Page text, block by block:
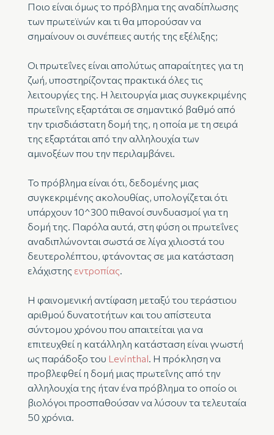
Ποιο είναι όμως το πρόβλημα της αναδίπλωσης
των πρωτεϊνών και τι θα μπορούσαν να
σημαίνουν οι συνέπειες αυτής της εξέλιξης;
Οι πρωτεΐνες είναι απολύτως απαραίτητες για τη
ζωή, υποστηρίζοντας πρακτικά όλες τις
λειτουργίες της. Η λειτουργία μιας συγκεκριμένης
πρωτεΐνης εξαρτάται σε σημαντικό βαθμό από
την τρισδιάστατη δομή της, η οποία με τη σειρά
της εξαρτάται από την αλληλουχία των
αμινοξέων που την περιλαμβάνει.
Το πρόβλημα είναι ότι, δεδομένης μιας
συγκεκριμένης ακολουθίας, υπολογίζεται ότι
υπάρχουν 10^300 πιθανοί συνδυασμοί για τη
δομή της. Παρόλα αυτά, στη φύση οι πρωτεΐνες
αναδιπλώνονται σωστά σε λίγα χιλιοστά του
δευτερολέπτου, φτάνοντας σε μια κατάσταση
ελάχιστης εντροπίας.
Η φαινομενική αντίφαση μεταξύ του τεράστιου
αριθμού δυνατοτήτων και του απίστευτα
σύντομου χρόνου που απαιτείται για να
επιτευχθεί η κατάλληλη κατάσταση είναι γνωστή
ως παράδοξο του Levinthal. Η πρόκληση να
προβλεφθεί η δομή μιας πρωτεΐνης από την
αλληλουχία της ήταν ένα πρόβλημα το οποίο οι
βιολόγοι προσπαθούσαν να λύσουν τα τελευταία
50 χρόνια.